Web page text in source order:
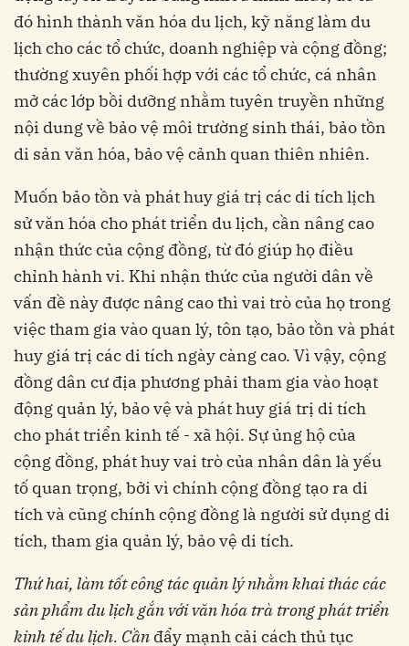
đó hình thành văn hóa du lịch, kỹ năng làm du
lịch cho các tổ chức, doanh nghiệp và cộng đồng;
thường xuyên phối hợp với các tổ chức, cá nhân
mở các lớp bồi dưỡng nhằm tuyên truyền những
nội dung về bảo vệ môi trường sinh thái, bảo tồn
di sản văn hóa, bảo vệ cảnh quan thiên nhiên.
Muốn bảo tồn và phát huy giá trị các di tích lịch
sử văn hóa cho phát triển du lịch, cần nâng cao
nhận thức của cộng đồng, từ đó giúp họ điều
chỉnh hành vi. Khi nhận thức của người dân về
vấn đề này được nâng cao thì vai trò của họ trong
việc tham gia vào quan lý, tôn tạo, bảo tồn và phát
huy giá trị các di tích ngày càng cao. Vì vậy, cộng
đồng dân cư địa phương phải tham gia vào hoạt
động quản lý, bảo vệ và phát huy giá trị di tích
cho phát triển kinh tế - xã hội. Sự ủng hộ của
cộng đồng, phát huy vai trò của nhân dân là yếu
tố quan trọng, bởi vì chính cộng đồng tạo ra di
tích và cũng chính cộng đồng là người sử dụng di
tích, tham gia quản lý, bảo vệ di tích.
Thứ hai, làm tốt công tác quản lý nhằm khai thác các
sản phẩm du lịch gắn với văn hóa trà trong phát triển
kinh tế du lịch. Cần đẩy mạnh cải cách thủ tục